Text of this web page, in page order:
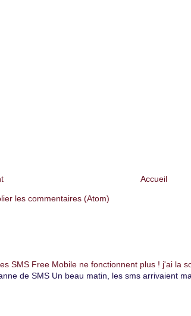
Accueil
les commentaires (Atom)
SMS Free Mobile ne fonctionnent plus ! j'ai la
de SMS Un beau matin, les sms arrivaient